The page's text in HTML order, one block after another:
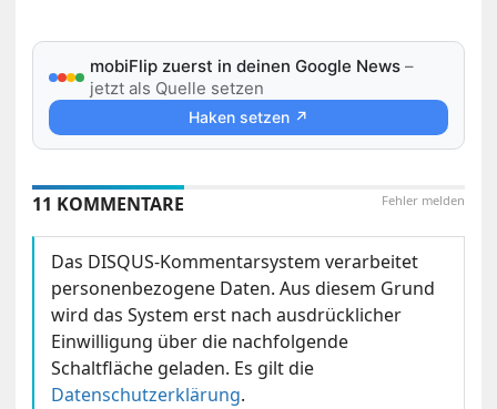
mobiFlip zuerst in deinen Google News –
jetzt als Quelle setzen
Haken setzen ↗
Fehler melden
11 KOMMENTARE
Das DISQUS-Kommentarsystem verarbeitet
personenbezogene Daten. Aus diesem Grund
wird das System erst nach ausdrücklicher
Einwilligung über die nachfolgende
Schaltfläche geladen. Es gilt die
Datenschutzerklärung.